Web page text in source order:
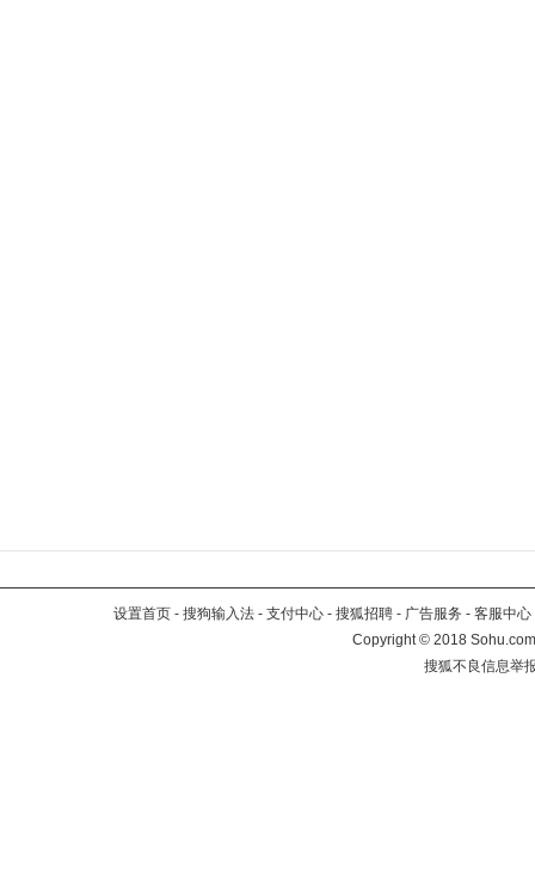
设置首页 - 搜狗输入法 - 支付中心 - 搜狐招聘 - 广告服务 - 客服中心
Copyright©2018
搜狐不良信息举